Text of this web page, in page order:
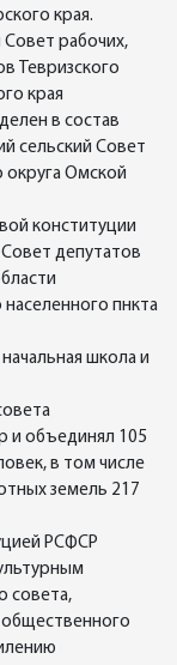
края.
Совет рабочих,
Тевризского
края
в состав
сельский Совет
округа Омской
конституции
Совет депутатов
населенного пнкта
школа и
и объединял 105
в том числе
земель 217
РСФСР
совета,
общественного